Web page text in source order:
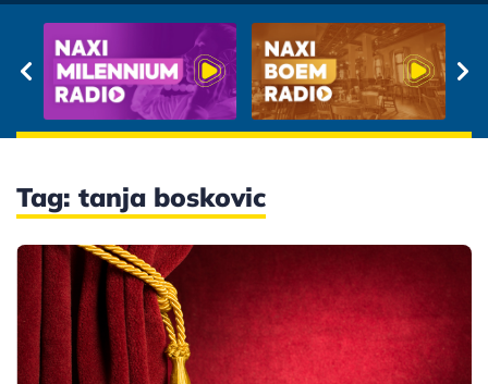
Tag: tanja boskovic